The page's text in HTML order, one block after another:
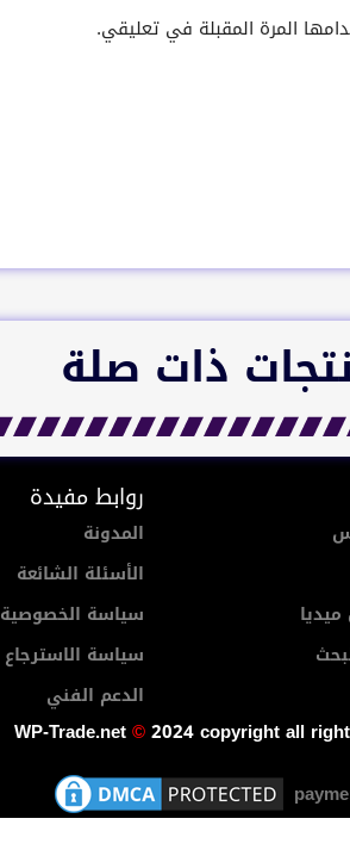
المرة المقبلة في تعليقي.
ذات صلة
روابط مفيدة
المدونة
الأسئلة الشائعة
سياسة الخصوصية
سياسة الاسترجاع
الدعم الفني
WP-Trade.net©2024 copyright all